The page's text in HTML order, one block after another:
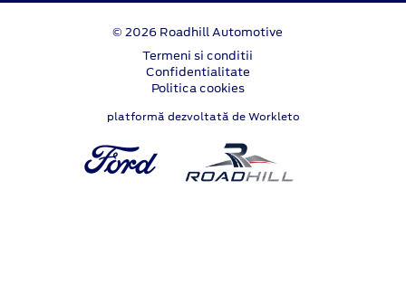
© 2026 Roadhill Automotive
Termeni si conditii
Confidentialitate
Politica cookies
platformă dezvoltată de Workleto